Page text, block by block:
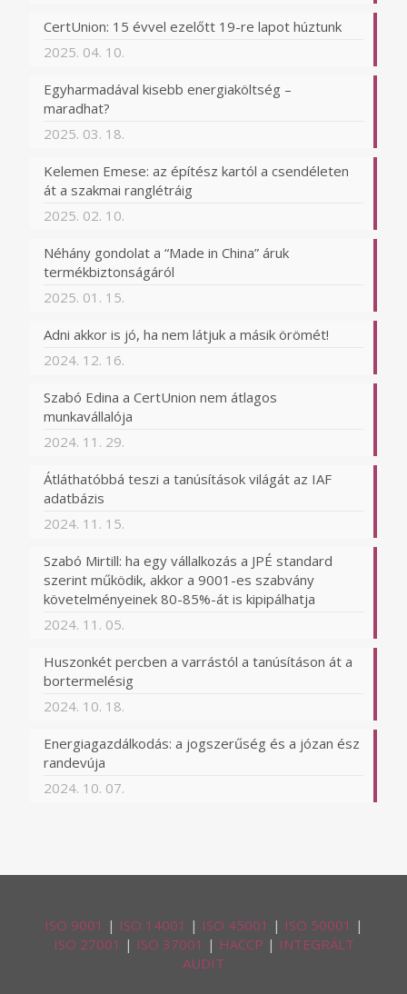
CertUnion: 15 évvel ezelőtt 19-re lapot húztunk
2025. 04. 10.
Egyharmadával kisebb energiaköltség –
maradhat?
2025. 03. 18.
Kelemen Emese: az építész kartól a csendéleten
át a szakmai ranglétráig
2025. 02. 10.
Néhány gondolat a “Made in China” áruk
termékbiztonságáról
2025. 01. 15.
Adni akkor is jó, ha nem látjuk a másik örömét!
2024. 12. 16.
Szabó Edina a CertUnion nem átlagos
munkavállalója
2024. 11. 29.
Átláthatóbbá teszi a tanúsítások világát az IAF
adatbázis
2024. 11. 15.
Szabó Mirtill: ha egy vállalkozás a JPÉ standard
szerint működik, akkor a 9001-es szabvány
követelményeinek 80-85%-át is kipipálhatja
2024. 11. 05.
Huszonkét percben a varrástól a tanúsításon át a
bortermelésig
2024. 10. 18.
Energiagazdálkodás: a jogszerűség és a józan ész
randevúja
2024. 10. 07.
ISO 9001 | ISO 14001 | ISO 45001 | ISO 50001 |
ISO 27001 | ISO 37001 | HACCP | INTEGRÁLT
AUDIT